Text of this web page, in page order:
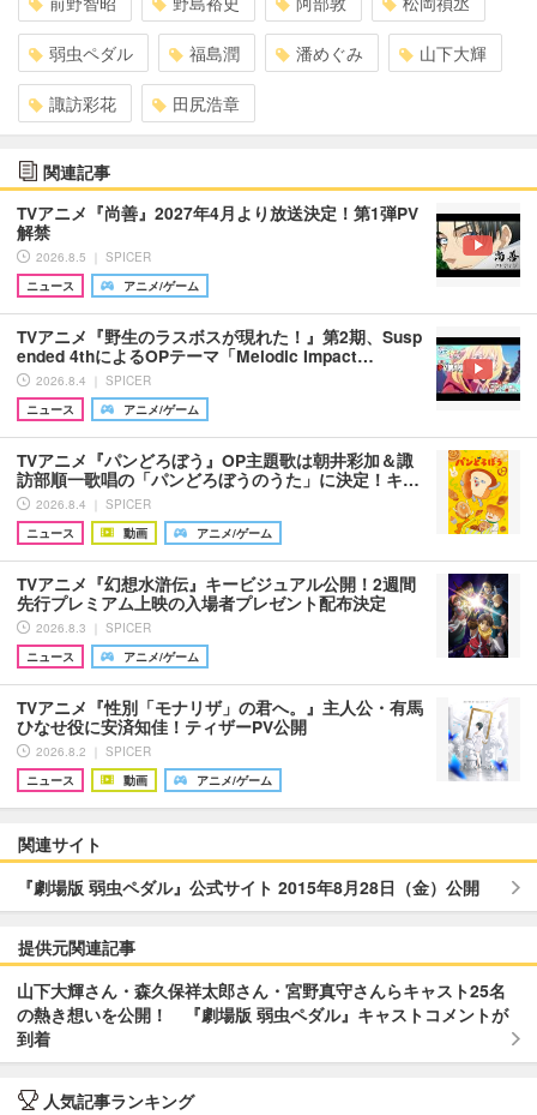
弱虫ペダル 福島潤 潘めぐみ 山下大輝
諏訪彩花 田尻浩章
関連記事
TVアニメ『尚善』2027年4月より放送決定！第1弾PV
解禁
2026.8.5 ｜ SPICER
ニュース
アニメ/ゲーム
TVアニメ『野生のラスボスが現れた！』第2期、Susp
ended 4thによるOPテーマ「Melodic Impact…
2026.8.4 ｜ SPICER
ニュース
アニメ/ゲーム
TVアニメ『パンどろぼう』OP主題歌は朝井彩加＆諏
訪部順一歌唱の「パンどろぼうのうた」に決定！キ…
2026.8.4 ｜ SPICER
ニュース
動画 アニメ/ゲーム
TVアニメ『幻想水滸伝』キービジュアル公開！2週間
先行プレミアム上映の入場者プレゼント配布決定
2026.8.3 ｜ SPICER
ニュース
アニメ/ゲーム
TVアニメ『性別「モナリザ」の君へ。』主人公・有馬
ひなせ役に安済知佳！ティザーPV公開
2026.8.2 ｜ SPICER
ニュース
動画 アニメ/ゲーム
関連サイト
『劇場版 弱虫ペダル』公式サイト 2015年8月28日（金）公開
提供元関連記事
山下大輝さん・森久保祥太郎さん・宮野真守さんらキャスト25名
の熱き想いを公開！ 『劇場版 弱虫ペダル』キャストコメントが
到着
人気記事ランキング